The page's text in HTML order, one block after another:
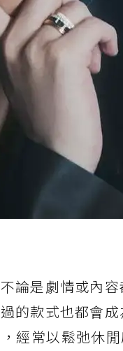
論是劇情或內
的款式也都會
經常以鬆弛休